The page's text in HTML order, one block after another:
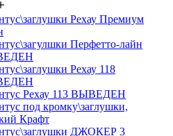
Рехау Премиум
Перфетто-лайн
Рехау 118
Рехау 113 ВЫВЕДЕН
под кромку\заглушки,
Крафт
ДЖОКЕР 3